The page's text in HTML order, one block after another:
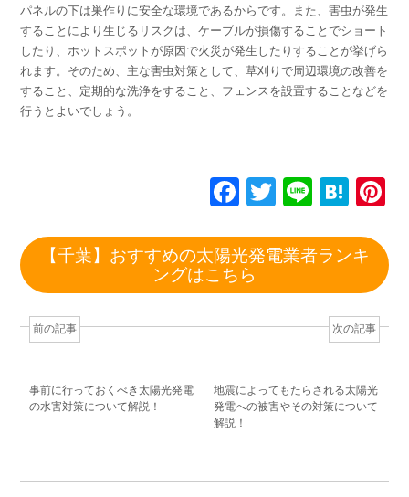
パネルの下は巣作りに安全な環境であるからです。また、害虫が発生
することにより生じるリスクは、ケーブルが損傷することでショート
したり、ホットスポットが原因で火災が発生したりすることが挙げら
れます。そのため、主な害虫対策として、草刈りで周辺環境の改善を
すること、定期的な洗浄をすること、フェンスを設置することなどを
行うとよいでしょう。
F
c
e
o
k
T
tt
Li
e
H
e
a
e
【千葉】おすすめの太陽光発電業者ランキ
ングはこちら
前の記事
事前に行っておくべき太陽光発電
の水害対策について解説！
次の記事
地震によってもたらされる太陽光
発電への被害やその対策について
解説！